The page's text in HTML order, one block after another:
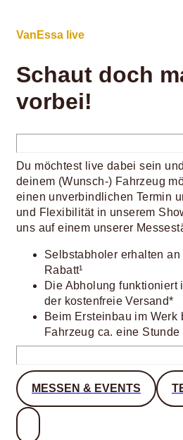
VanEssa live
Schaut doch
vorbei!
Du möchtest live dabei sein
deinem (Wunsch-) Fahrzeug
einen unverbindlichen Termin
und Flexibilität in unserem
uns auf einem unserer
Selbstabholer erhalten
Rabatt¹
Die Abholung funktioniert
der kostenfreie Versand*
Beim Ersteinbau im Werk
Fahrzeug ca. eine Stunde
MESSEN & EVENTS